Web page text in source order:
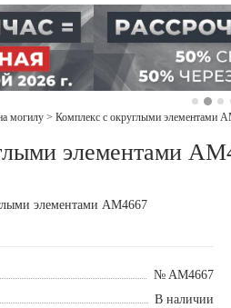
могилу > Комплекс с округлыми элементами
элементами
№ AM4667
В наличии